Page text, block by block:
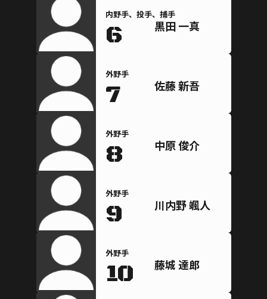
内野手、投手、捕手
6 黒田 一真
外野手
7 佐藤 新吾
外野手
8 中原 俊介
外野手
9 川内野 颯人
外野手
10 藤城 達郎